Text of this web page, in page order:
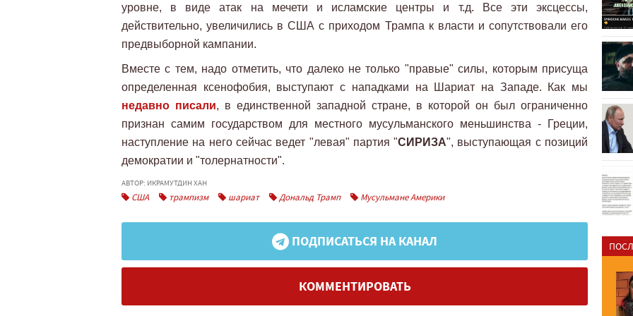
уровне, в виде атак на мечети и исламские центры и т.д. Все эти эксцессы,
действительно, увеличились в США с приходом Трампа к власти и сопутствовали его
предвыборной кампании.
Вместе с тем, надо отметить, что далеко не только "правые" силы, которым присуща
определенная ксенофобия, выступают с нападками на Шариат на Западе. Как мы
недавно писали, в единственной западной стране, в которой он был ограниченно
признан самим государством для местного мусульманского меньшинства - Греции,
наступление на него сейчас ведет "левая" партия "СИРИЗА", выступающая с позиций
демократии и "толернатности".
АВТОР: ИКРАМУТДИН ХАН
США трампизм шариат Дональд Трамп Мусульмане Америки
ПОДПИСАТЬСЯ НА КАНАЛ
КОММЕНТИРОВАТЬ